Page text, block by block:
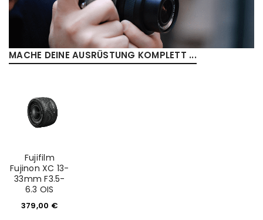
MACHE DEINE AUSRÜSTUNG KOMPLETT ...
Fujifilm
Fujinon XC 13-
33mm F3.5-
6.3 OIS
379,00 €